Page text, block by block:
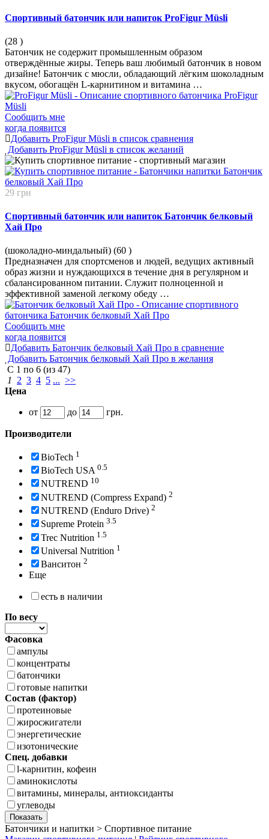
Спортивный батончик или напиток ProFigur Müsli
(28 )
Батончик не содержит промышленным образом
отверждённые жиры. Теперь ваш любимый батончик в новом
дизайне! Батончик с мюсли, обладающий лёгким шоколадным
вкусом, обогащён L-карнитином и витамина …
Сообщить мне
когда появится
Добавить ProFigur Müsli в список сравнения
Добавить ProFigur Müsli в список желаний
29 грн
Спортивный батончик или напиток Батончик белковый
Хай Про
(шоколадно-миндальный) (60 )
Предназначен для спортсменов и людей, ведущих активный
образ жизни и нуждающихся в течение дня в регулярном и
сбалансированном питании. Служит полноценной и
эффективной заменой легкому обеду …
Сообщить мне
когда появится
Добавить Батончик белковый Хай Про в сравнение
Добавить Батончик белковый Хай Про в желания
С 1 по 6 (из 47)
1
2 3 4 5 ... >>
Цена
от до грн.
Производители
BioTech 1
BioTech USA 0.5
NUTREND 10
NUTREND (Compress Expand) 2
NUTREND (Enduro Drive) 2
Supreme Protein 3.5
Trec Nutrition 1.5
Universal Nutrition 1
Ванситон 2
Еще
есть в наличии
По весу
Фасовка
ампулы
концентраты
батончики
готовые напитки
Состав (фактор)
протеиновые
жиросжигатели
энергетические
изотонические
Спец. добавки
l-карнитин, кофеин
аминокислоты
витамины, минералы, антиоксиданты
углеводы
Батончики и напитки > Спортивное питание